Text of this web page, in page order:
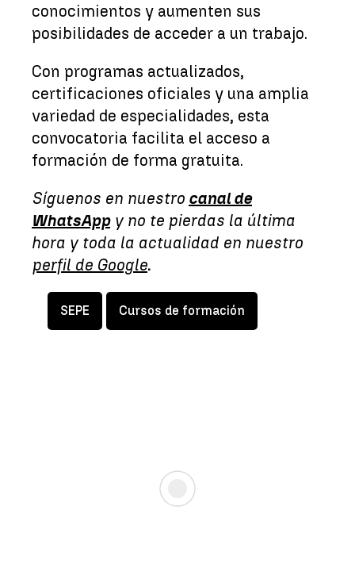
conocimientos y aumenten sus
posibilidades de acceder a un trabajo.
Con programas actualizados,
certificaciones oficiales y una amplia
variedad de especialidades, esta
convocatoria facilita el acceso a
formación de forma gratuita.
Síguenos en nuestro canal de
WhatsAppy no te pierdas la última
hora y toda la actualidad en nuestro
perfil de Google.
SEPE Cursos de formación